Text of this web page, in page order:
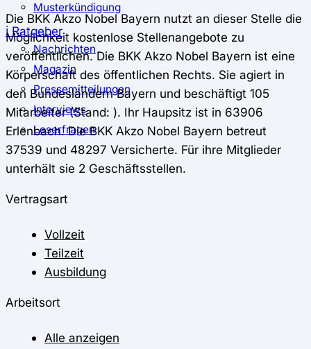
Musterkündigung
ℹ Ratgeber
Nachrichten
Magazin
Pressemitteilungen
Interviews
Leserfragen
Die BKK Akzo Nobel Bayern nutzt an dieser Stelle die
Möglichkeit kostenlose Stellenangebote zu
veröffentlichen. Die BKK Akzo Nobel Bayern ist eine
Körperschaft des öffentlichen Rechts. Sie agiert in
den Bundesländern Bayern und beschäftigt 105
Mitarbeiter (Stand: ). Ihr Haupsitz ist in 63906
Erlenbach. Die BKK Akzo Nobel Bayern betreut
37539 und 48297 Versicherte. Für ihre Mitglieder
unterhält sie 2 Geschäftsstellen.
Vertragsart
Vollzeit
Teilzeit
Ausbildung
Arbeitsort
Alle anzeigen